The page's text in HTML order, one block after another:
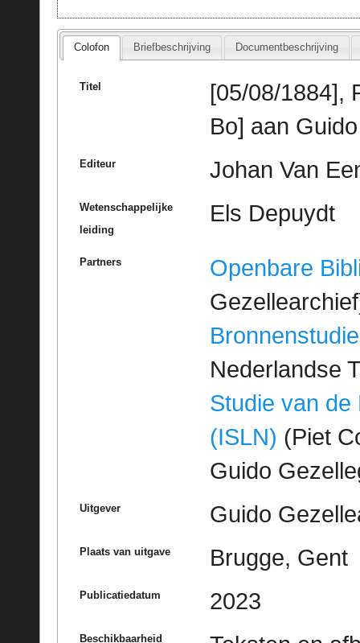
Colofon Briefbeschrijving Documentbeschrijving
Titel
[05/08/1884],
Bo] aan
Editeur Johan Van
Wetenschappelijke
leiding
Els Depuydt
Partners
Openbare
Bronnenstudie
Nederlandse
Studie van de
(ISLN) (Piet
Guido
Uitgever Guido
Plaats van uitgave Brugge, Gent
Publicatiedatum 2023
Beschikbaarheid